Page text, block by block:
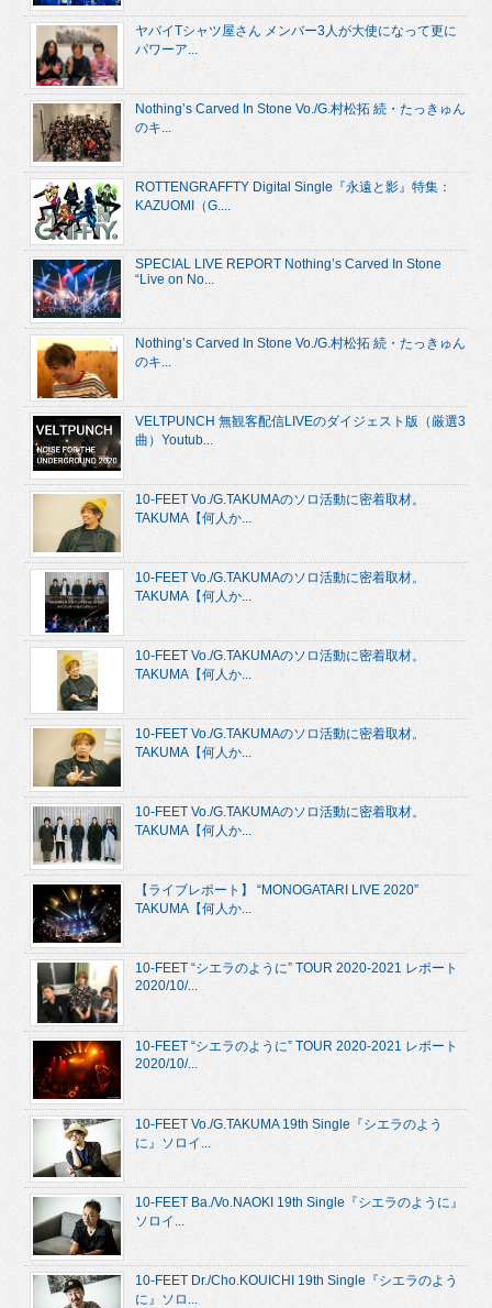
ヤバイTシャツ屋さん メンバー3人が大使になって更に
パワーア...
Nothing’s Carved In Stone Vo./G.村松拓 続・たっきゅん
のキ...
ROTTENGRAFFTY Digital Single『永遠と影』特集：
KAZUOMI（G....
SPECIAL LIVE REPORT Nothing’s Carved In Stone
“Live on No...
Nothing’s Carved In Stone Vo./G.村松拓 続・たっきゅん
のキ...
VELTPUNCH 無観客配信LIVEのダイジェスト版（厳選3
曲）Youtub...
10-FEET Vo./G.TAKUMAのソロ活動に密着取材。
TAKUMA【何人か...
10-FEET Vo./G.TAKUMAのソロ活動に密着取材。
TAKUMA【何人か...
10-FEET Vo./G.TAKUMAのソロ活動に密着取材。
TAKUMA【何人か...
10-FEET Vo./G.TAKUMAのソロ活動に密着取材。
TAKUMA【何人か...
10-FEET Vo./G.TAKUMAのソロ活動に密着取材。
TAKUMA【何人か...
【ライブレポート】 “MONOGATARI LIVE 2020”
TAKUMA【何人か...
10-FEET “シエラのように” TOUR 2020-2021 レポート
2020/10/...
10-FEET “シエラのように” TOUR 2020-2021 レポート
2020/10/...
10-FEET Vo./G.TAKUMA 19th Single『シエラのよう
に』ソロイ...
10-FEET Ba./Vo.NAOKI 19th Single『シエラのように』
ソロイ...
10-FEET Dr./Cho.KOUICHI 19th Single『シエラのよう
に』ソロ...